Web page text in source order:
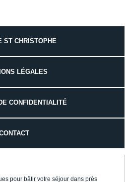
ST CHRISTOPHE
LÉGALES
CONFIDENTIALITÉ
pour bâtir votre séjour dans près